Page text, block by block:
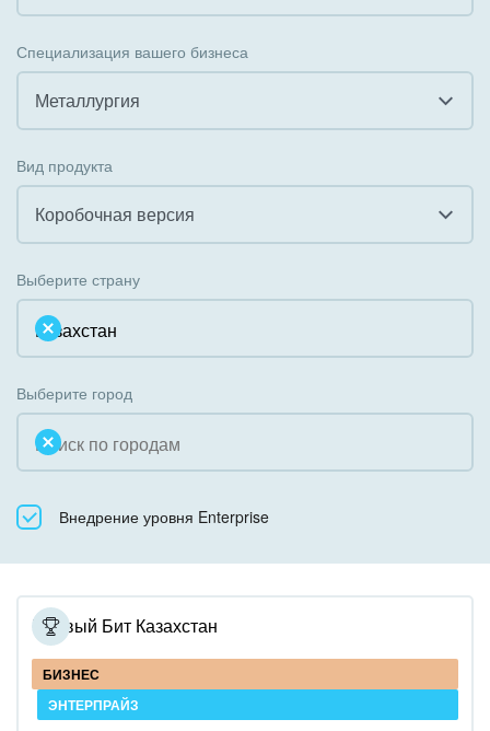
Внедрение КЭДО
Интеграция с 1С
Организация задач и проектов
Внедрение Бизнес-процессов
Системное администрирование
Интернет-магазин и CRM
Крупные корпоративные внедрения
Внедрение для медицины
Внедрение для гос.организаций
Внедрение онлайн-продаж
Внедрение онлайн-офиса / Интранета
Специализация вашего бизнеса
Металлургия
Государственные организации
Коммунальные услуги, ЖКХ
Некоммерческие, религиозные организации,
Недвижимость, риэлтерские компании
Образование, наука
Общественно-политические организации
Охрана, безопасность
Промышленность
СМИ, издательства, справочники
Страхование
Вид продукта
Коробочная версия
Облачный Битрикс24
Коробочная версия
Выберите страну
Выберите город
Внедрение уровня Enterprise
Первый Бит Казахстан
БИЗНЕС
ЭНТЕРПРАЙЗ